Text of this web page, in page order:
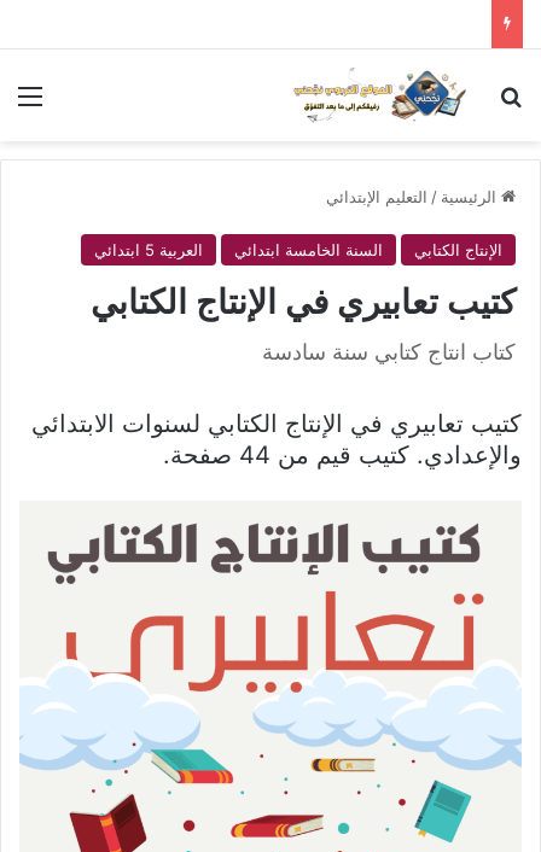
بحث عن
الرئيسية / التعليم الإبتدائي
الإنتاج الكتابي السنة الخامسة ابتدائي العربية 5 ابتدائي
كتيب تعابيري في الإنتاج الكتابي
كتاب انتاج كتابي سنة سادسة
كتيب تعابيري في الإنتاج الكتابي لسنوات الابتدائي
والإعدادي. كتيب قيم من 44 صفحة.